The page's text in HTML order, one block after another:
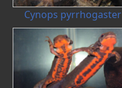
Cynops pyrrhogaster